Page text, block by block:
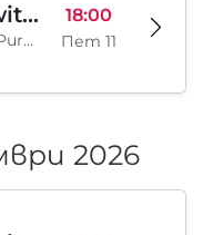
Moodymann with special guests
Chistilishcheto / The Purgatory, София, BG
18:00
Пет 11
2026